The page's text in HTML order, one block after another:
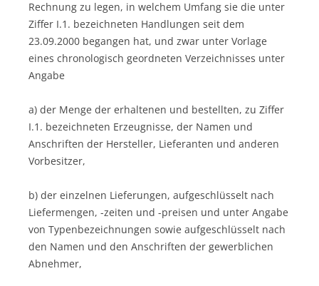
Rechnung zu legen, in welchem Umfang sie die unter
Ziffer I.1. bezeichneten Handlungen seit dem
23.09.2000 begangen hat, und zwar unter Vorlage
eines chronologisch geordneten Verzeichnisses unter
Angabe
a) der Menge der erhaltenen und bestellten, zu Ziffer
I.1. bezeichneten Erzeugnisse, der Namen und
Anschriften der Hersteller, Lieferanten und anderen
Vorbesitzer,
b) der einzelnen Lieferungen, aufgeschlüsselt nach
Liefermengen, -zeiten und -preisen und unter Angabe
von Typenbezeichnungen sowie aufgeschlüsselt nach
den Namen und den Anschriften der gewerblichen
Abnehmer,